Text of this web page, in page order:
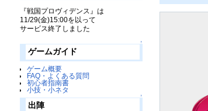
『戦国プロヴィデンス』は
11/29(金)15:00を以って
サービス終了しました
↑
ゲームガイド
ゲーム概要
FAQ・よくある質問
初心者指南書
小技・小ネタ
↑
出陣